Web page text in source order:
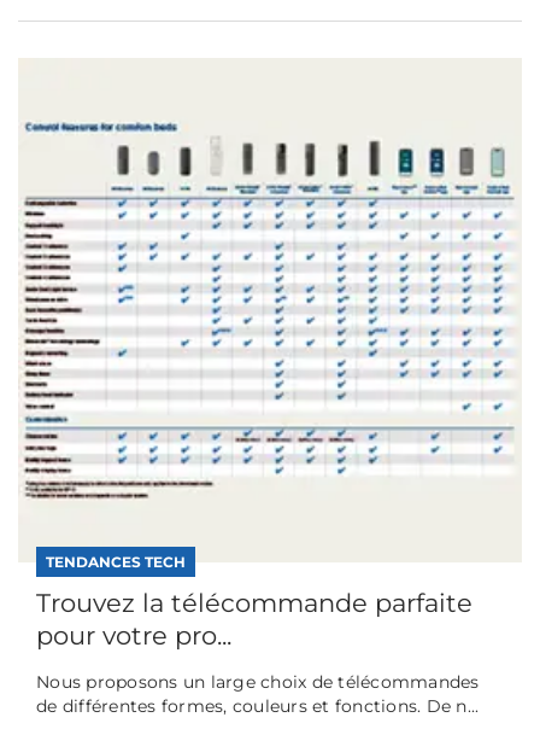
TENDANCES TECH
Trouvez la télécommande parfaite
pour votre pro...
Nous proposons un large choix de télécommandes
de différentes formes, couleurs et fonctions. De n...